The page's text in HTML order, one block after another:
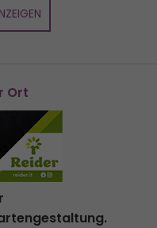
Ort